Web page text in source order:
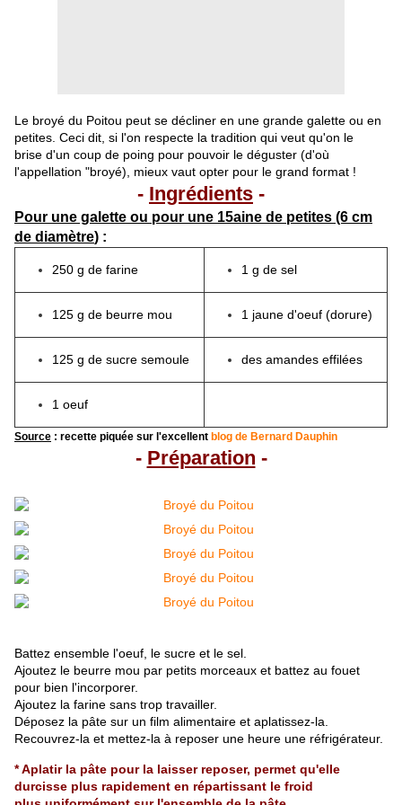
Le broyé du Poitou peut se décliner en une grande galette ou en
petites. Ceci dit, si l'on respecte la tradition qui veut qu'on le
brise d'un coup de poing pour pouvoir le déguster (d'où
l'appellation "broyé), mieux vaut opter pour le grand format !
- Ingrédients -
Pour une galette ou pour une 15aine de petites (6 cm
de diamètre) :
250 g de farine 1 g de sel
125 g de beurre mou 1 jaune d'oeuf (dorure)
125 g de sucre semoule des amandes effilées
1 oeuf
Source : recette piquée sur l'excellent blog de Bernard Dauphin
- Préparation -
Battez ensemble l'oeuf, le sucre et le sel.
Ajoutez le beurre mou par petits morceaux et battez au fouet
pour bien l'incorporer.
Ajoutez la farine sans trop travailler.
Déposez la pâte sur un film alimentaire et aplatissez-la.
Recouvrez-la et mettez-la à reposer une heure une réfrigérateur.
* Aplatir la pâte pour la laisser reposer, permet qu'elle
durcisse plus rapidement en répartissant le froid